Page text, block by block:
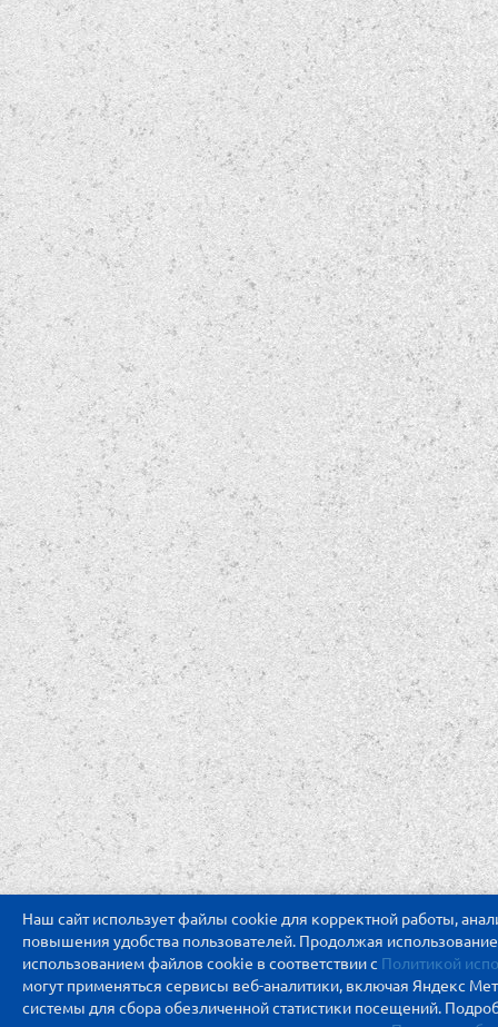
Наш сайт использует файлы cookie для корректной работы,
повышения удобства пользователей. Продолжая использование
использованием файлов cookie в соответствии с Политикой
могут применяться сервисы веб-аналитики, включая Яндекс
системы для сбора обезличенной статистики посещений.